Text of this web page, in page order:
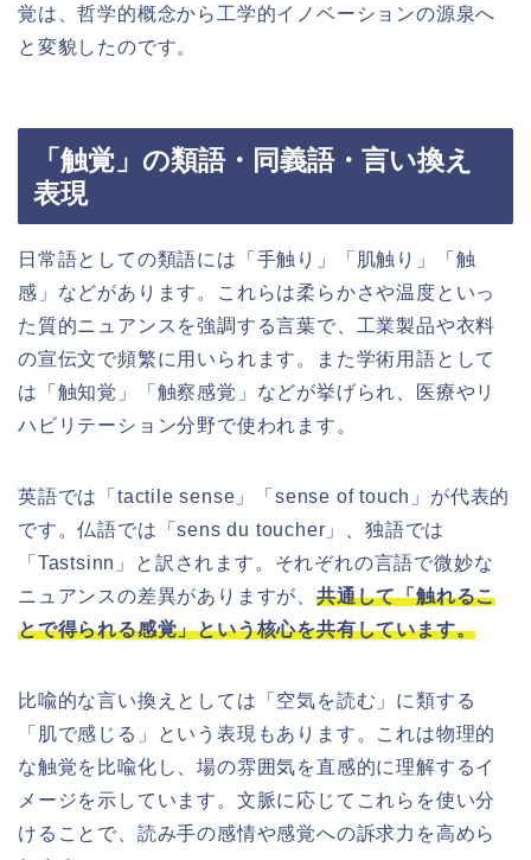
覚は、哲学的概念から工学的イノベーションの源泉へ
と変貌したのです。
「触覚」の類語・同義語・言い換え
表現
日常語としての類語には「手触り」「肌触り」「触
感」などがあります。これらは柔らかさや温度といっ
た質的ニュアンスを強調する言葉で、工業製品や衣料
の宣伝文で頻繁に用いられます。また学術用語として
は「触知覚」「触察感覚」などが挙げられ、医療やリ
ハビリテーション分野で使われます。
英語では「tactile sense」「sense of touch」が代表的
です。仏語では「sens du toucher」、独語では
「Tastsinn」と訳されます。それぞれの言語で微妙な
ニュアンスの差異がありますが、 共通して「触れるこ
とで得られる感覚」という核心を共有しています。
比喩的な言い換えとしては「空気を読む」に類する
「肌で感じる」という表現もあります。これは物理的
な触覚を比喩化し、場の雰囲気を直感的に理解するイ
メージを示しています。文脈に応じてこれらを使い分
けることで、読み手の感情や感覚への訴求力を高めら